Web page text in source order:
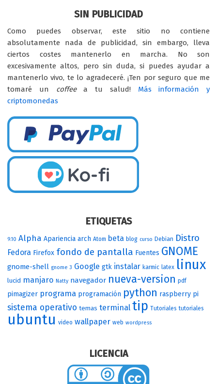
SIN PUBLICIDAD
Como puedes observar, este sitio no contiene
absolutamente nada de publicidad, sin embargo, lleva
ciertos costes mantenerlo en marcha. No son
excesivamente altos, pero sin duda, si puedes ayudar a
mantenerlo vivo, te lo agradeceré. ¡Ten por seguro que me
tomaré un coffeea tu salud! Más información y
criptomonedas
ETIQUETAS
9.10 Alpha Apariencia arch Atom beta blog curso Debian Distro
Fedora Firefox fondo de pantalla Fuentes GNOME
gnome-shell gnome 3 Google gtk instalar karmic latex linux
lucid manjaro Natty navegador nueva-version pdf
pimagizer programa programación python raspberry pi
sistema operativo temas terminal tip Tutoriales tutoriales
ubuntu video wallpaper web wordpress
LICENCIA